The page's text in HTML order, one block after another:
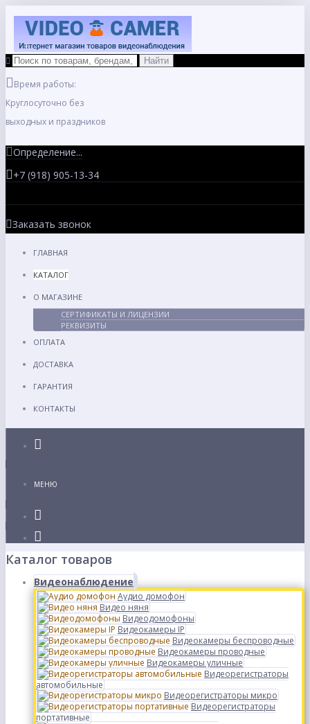
Время работы:
Круглосуточно без
выходных и праздников
Определение...
+7 (918) 905-13-34
Заказать звонок
ГЛАВНАЯ
КАТАЛОГ
О МАГАЗИНЕ
СЕРТИФИКАТЫ И ЛИЦЕНЗИИ
РЕКВИЗИТЫ
ОПЛАТА
ДОСТАВКА
ГАРАНТИЯ
КОНТАКТЫ
МЕНЮ
Каталог товаров
Видеонаблюдение
Аудио домофон
Видео няня
Видеодомофоны
Видеокамеры IP
Видеокамеры беспроводные
Видеокамеры проводные
Видеокамеры уличные
Видеорегистраторы
автомобильные
Видеорегистраторы микро
Видеорегистраторы
портативные